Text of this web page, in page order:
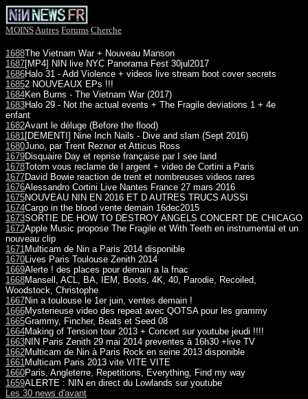
MOINSAutres Forums Cherche
1688The Vietnam War + Nouveau Manson
1687[MP4] NIN live NYC Panorama Fest 30jul2017
1686Halo 31 - Add Violence + videos live stream boot cover secrets
16852 NOUVEAUX EPs !!!
1684Ken Burns - The Vietnam War (2017)
1683Halo 29 - Not the actual events + The Fragile deviations 1 + 4e
enfant
1682Avant le déluge (Before the flood)
1681[DEMENTI] Nine Inch Nails - Dive and slam (Sept 2016)
1680Juno, par Trent Reznor et Atticus Ross
1679Disquaire Day et reprise française par I see land
1678Totom vous reclame de l argent + video de Cortini a Paris
1677David Bowie reaction de trent et nombreuses videos rares
1676Alessandro Cortini Live Nantes France 27 mars 2016
1675NOUVEAU NIN EN 2016 ET D AUTRES TRUCS AUSSI
1674Cargo in the blood vente demain 16dec2015
1673SORTIE DE HOW TO DESTROY ANGELS CONCERT DE CHICAGO
1672Apple Music propose The Fragile et With Teeth en instrumental et un
nouveau clip
1671Multicam de Nin a Paris 2014 disponible
1670Lives Paris Toulouse Zenith 2014
1669Alerte ! des places pour demain a la fnac
1668Mansell, ACL, BA, IEM, Boots, 4K, 40, Parodie, Recoiled,
Woodstock, Christophe
1667Nin a toulouse le 1er juin, ventes demain !
1666Mysterieuse video des repeat avec QOTSA pour les grammy
1665Grammy, Fincher, Beats et Seed 08
1664Making of Tension tour 2013 + Concert sur youtube jeudi !!!!
1663NIN Paris Zenith 29 mai 2014 preventes à 16h30 +live TV
1662Multicam de Nin à Paris Rock en seine 2013 disponible
1661Multicam Paris 2013 vite VITE VITE
1660Paris, Angleterre, Repetitions, Everything, Find my way
1659ALERTE : NIN en direct du Lowlands sur youtube
Les 30 news d'avant